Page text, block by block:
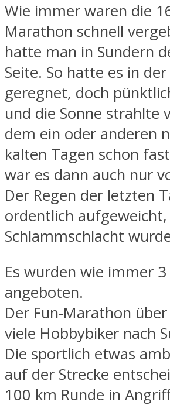
Wie immer waren die
Marathon schnell
hatte man in Sundern
Seite. So hatte es in
geregnet, doch
und die Sonne strahlte
dem ein oder anderen
kalten Tagen schon
war es dann auch nur
Der Regen der letzten
ordentlich
Schlammschlacht
Es wurden wie immer
angeboten.
Der Fun-Marathon
viele Hobbybiker nach
Die sportlich etwas
auf der Strecke
100 km Runde in